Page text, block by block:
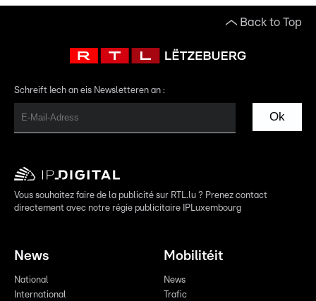
Back to Top
Schreift Iech an eis Newsletteren an :
Ok
Vous souhaitez faire de la publicité sur RTL.lu ? Prenez contact
directement avec notre régie publicitaire IPLuxembourg
News
National
International
Mobilitéit
News
Trafic